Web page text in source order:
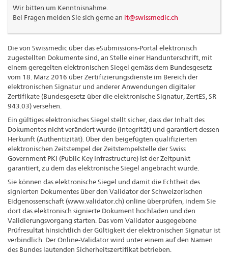
Wir bitten um Kenntnisnahme.
Bei Fragen melden Sie sich gerne an it@swissmedic.ch
Die von Swissmedic über das eSubmissions-Portal elektronisch
zugestellten Dokumente sind, an Stelle einer Handunterschrift, mit
einem geregelten elektronischen Siegel gemäss dem Bundesgesetz
vom 18. März 2016 über Zertifizierungsdienste im Bereich der
elektronischen Signatur und anderer Anwendungen digitaler
Zertifikate (Bundesgesetz über die elektronische Signatur, ZertES, SR
943.03) versehen.
Ein gültiges elektronisches Siegel stellt sicher, dass der Inhalt des
Dokumentes nicht verändert wurde (Integrität) und garantiert dessen
Herkunft (Authentizität). Über den beigefügten qualifizierten
elektronischen Zeitstempel der Zeitstempelstelle der Swiss
Government PKI (Public Key Infrastructure) ist der Zeitpunkt
garantiert, zu dem das elektronische Siegel angebracht wurde.
Sie können das elektronische Siegel und damit die Echtheit des
signierten Dokumentes über den Validator der Schweizerischen
Eidgenossenschaft (www.validator.ch) online überprüfen, indem Sie
dort das elektronisch signierte Dokument hochladen und den
Validierungsvorgang starten. Das vom Validator ausgegebene
Prüfresultat hinsichtlich der Gültigkeit der elektronischen Signatur ist
verbindlich. Der Online-Validator wird unter einem auf den Namen
des Bundes lautenden Sicherheitszertifikat betrieben.